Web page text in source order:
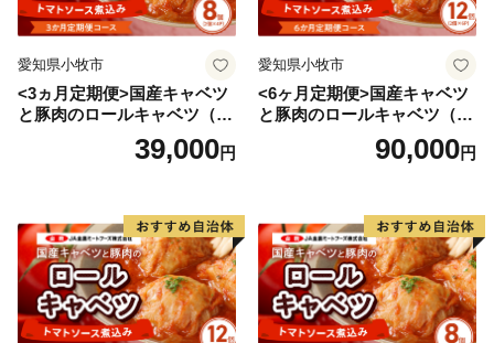
います。
年9月26日より返礼品の寄附金額を変更させていただく
運びとなりました。
長与町では、国の定めるルールを順守し、今後もより多
まいります。
皆様にはご理解いただきますとともに、今後も変わらぬ
ご支援を賜りますと幸いでございます。
引き続きよろしくお願いいたします。
愛知県小牧市
<3ヵ月定期便>国産キャベツ
と豚肉のロールキャベツ（4P
39,000円
愛知県小牧市
<6ヶ月定期便>国産キャベツ
と豚肉のロールキャベツ（6P
90,000円